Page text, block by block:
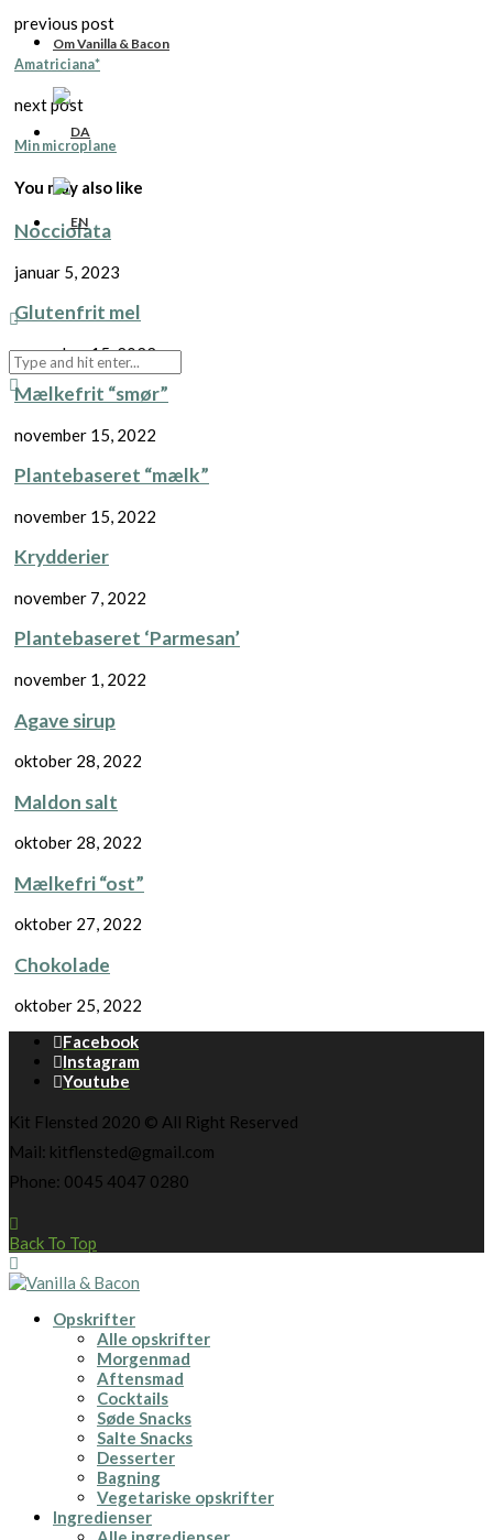
Om Vanilla & Bacon
previous post
Amatriciana*
next post
Min microplane
You may also like
Nocciolata
januar 5, 2023
Glutenfrit mel
november 15, 2022
Mælkefrit “smør”
november 15, 2022
Plantebaseret “mælk”
november 15, 2022
Krydderier
november 7, 2022
Plantebaseret ‘Parmesan’
november 1, 2022
Agave sirup
oktober 28, 2022
Maldon salt
oktober 28, 2022
Mælkefri “ost”
oktober 27, 2022
Chokolade
oktober 25, 2022
Facebook
Instagram
Youtube
Kit Flensted 2020 © All Right Reserved
Mail: kitflensted@gmail.com
Phone: 0045 4047 0280
Back To Top
Opskrifter
Alle opskrifter
Morgenmad
Aftensmad
Cocktails
Søde Snacks
Salte Snacks
Desserter
Bagning
Vegetariske opskrifter
Ingredienser